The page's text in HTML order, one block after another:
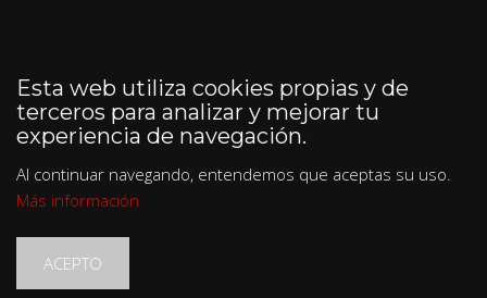
Esta web utiliza cookies propias y de
terceros para analizar y mejorar tu
experiencia de navegación.
Al continuar navegando, entendemos que aceptas su uso.
Más información
ACEPTO